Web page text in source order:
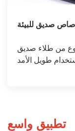
صديق للبيئة
من طلاء صديق
طويل الأمد
تطبيق واسع